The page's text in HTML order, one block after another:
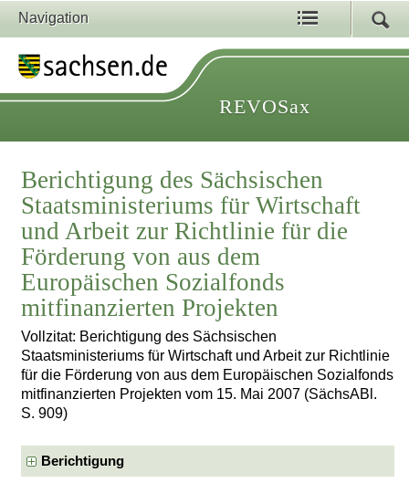
Navigation
REVOSax
Berichtigung des Sächsischen
Staatsministeriums für Wirtschaft
und Arbeit zur Richtlinie für die
Förderung von aus dem
Europäischen Sozialfonds
mitfinanzierten Projekten
Vollzitat: Berichtigung des Sächsischen
Staatsministeriums für Wirtschaft und Arbeit zur Richtlinie
für die Förderung von aus dem Europäischen Sozialfonds
mitfinanzierten Projekten vom 15. Mai 2007 (SächsABl.
S. 909)
Berichtigung